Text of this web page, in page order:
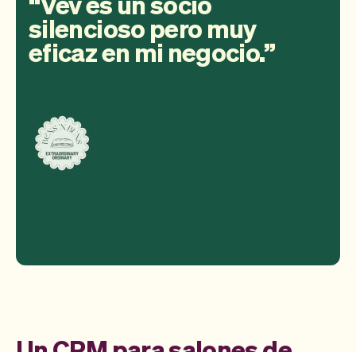
silencioso pero muy
eficaz en mi negocio.